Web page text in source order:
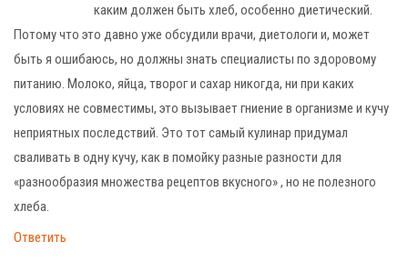
каким должен быть хлеб, особенно диетический.
Потому что это давно уже обсудили врачи, диетологи и, может
быть я ошибаюсь, но должны знать специалисты по здоровому
питанию. Молоко, яйца, творог и сахар никогда, ни при каких
условиях не совместимы, это вызывает гниение в организме и кучу
неприятных последствий. Это тот самый кулинар придумал
сваливать в одну кучу, как в помойку разные разности для
«разнообразия множества рецептов вкусного» , но не полезного
хлеба.
Ответить